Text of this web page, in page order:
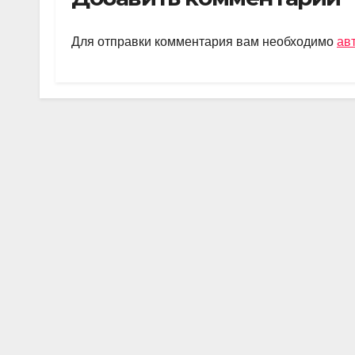
gr
a
s
A
p
o
kl
ss
а
в
ть
Для отправки комментария вам необходимо